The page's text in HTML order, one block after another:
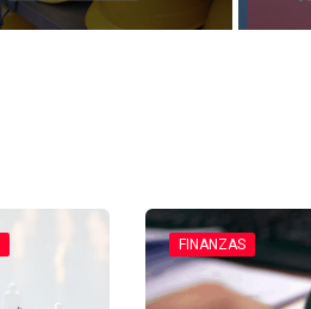
FINANZAS